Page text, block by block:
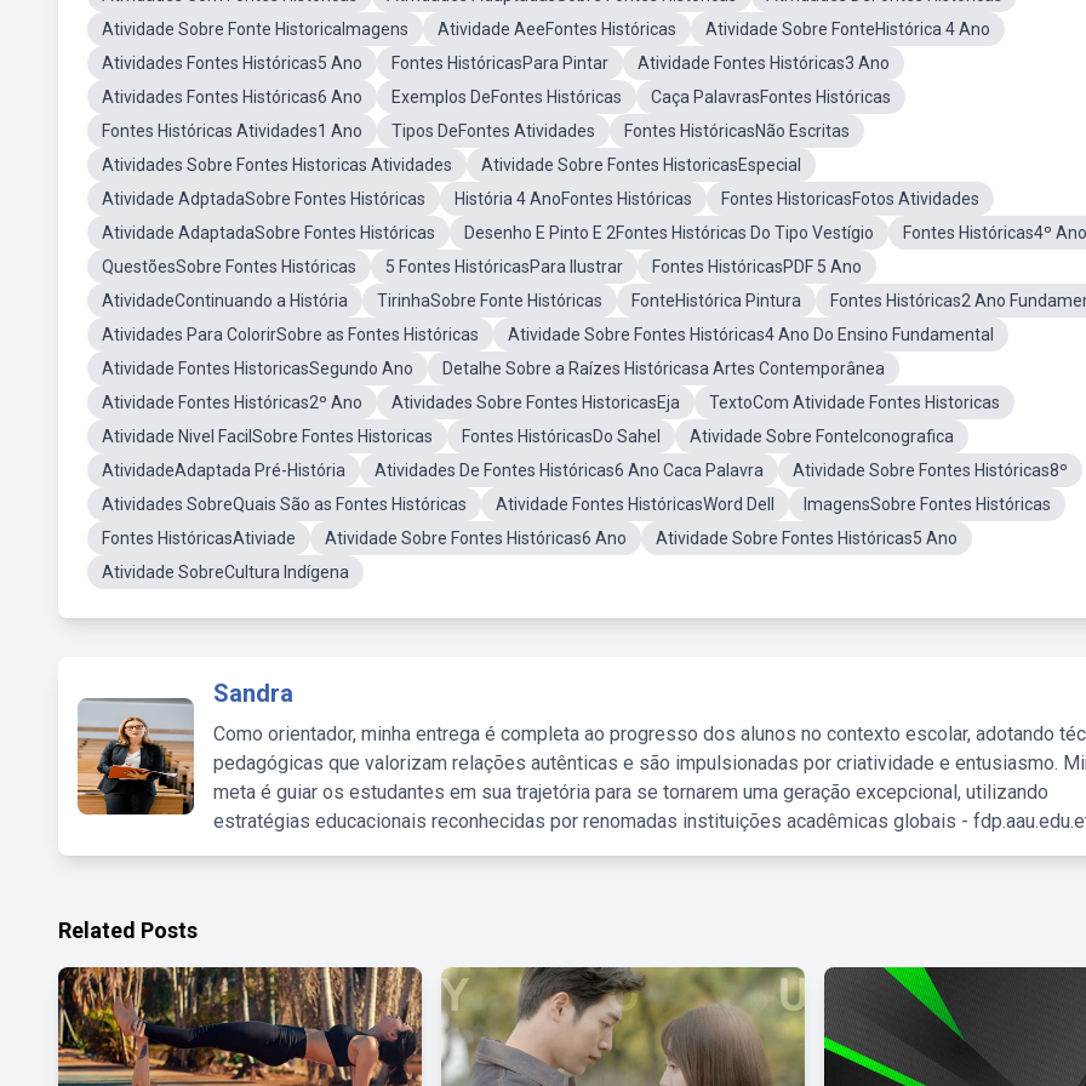
Atividade Sobre Fonte HistoricaImagens
Atividade AeeFontes Históricas
Atividade Sobre FonteHistórica 4 Ano
Atividades Fontes Históricas5 Ano
Fontes HistóricasPara Pintar
Atividade Fontes Históricas3 Ano
Atividades Fontes Históricas6 Ano
Exemplos DeFontes Históricas
Caça PalavrasFontes Históricas
Fontes Históricas Atividades1 Ano
Tipos DeFontes Atividades
Fontes HistóricasNão Escritas
Atividades Sobre Fontes Historicas Atividades
Atividade Sobre Fontes HistoricasEspecial
Atividade AdptadaSobre Fontes Históricas
História 4 AnoFontes Históricas
Fontes HistoricasFotos Atividades
Atividade AdaptadaSobre Fontes Históricas
Desenho E Pinto E 2Fontes Históricas Do Tipo Vestígio
Fontes Históricas4º Ano
QuestõesSobre Fontes Históricas
5 Fontes HistóricasPara Ilustrar
Fontes HistóricasPDF 5 Ano
AtividadeContinuando a História
TirinhaSobre Fonte Históricas FonteHistórica Pintura
Fontes Históricas2 Ano
Atividades Para ColorirSobre as Fontes Históricas
Atividade Sobre Fontes Históricas4 Ano Do Ensino Fundamental
Atividade Fontes HistoricasSegundo Ano
Detalhe Sobre a Raízes Históricasa Artes Contemporânea
Atividade Fontes Históricas2º Ano
Atividades Sobre Fontes HistoricasEja
TextoCom Atividade Fontes Historicas
Atividade Nivel FacilSobre Fontes Historicas
Fontes HistóricasDo Sahel
Atividade Sobre FonteIconografica
AtividadeAdaptada Pré-História
Atividades De Fontes Históricas6 Ano Caca Palavra
Atividade Sobre Fontes Históricas8º
Atividades SobreQuais São as Fontes Históricas
Atividade Fontes HistóricasWord Dell
ImagensSobre Fontes Históricas
Fontes HistóricasAtiviade
Atividade Sobre Fontes Históricas6 Ano
Atividade Sobre Fontes Históricas5 Ano
Atividade SobreCultura Indígena
Sandra
Como orientador, minha entrega é completa ao progresso dos alunos no contexto escolar, adotando
pedagógicas que valorizam relações autênticas e são impulsionadas por criatividade e entusiasmo.
meta é guiar os estudantes em sua trajetória para se tornarem uma geração excepcional, utilizando
estratégias educacionais reconhecidas por renomadas instituições acadêmicas globais -
Related Posts